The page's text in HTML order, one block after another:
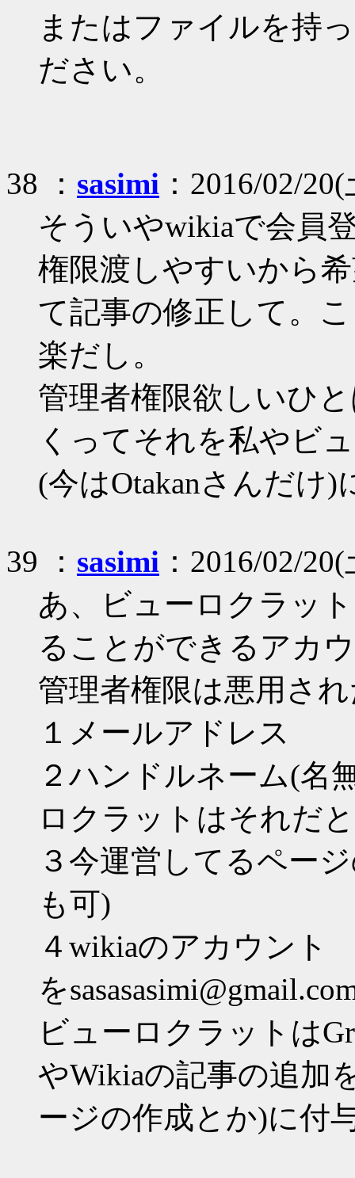
またはファイルを持
ださい。
38 ： sasimi ：2016/02/
そういやwikiaで会員
権限渡しやすいから
て記事の修正して。
楽だし。
管理者権限欲しいひ
くってそれを私やビ
(今はOtakanさんだけ
39 ： sasimi ：2016/02/
あ、ビューロクラッ
ることができるアカ
管理者権限は悪用さ
１メールアドレス
２ハンドルネーム(名
ロクラットはそれだ
３今運営してるペー
も可)
４wikiaのアカウント
を
ビューロクラットは
やWikiaの記事の追加
ージの作成とか)に付